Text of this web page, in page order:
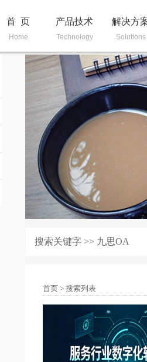
首 页
Home
产品技术
Technology
解决方
Solutions
搜索关键字 >> 九思OA
首页 > 搜索列表